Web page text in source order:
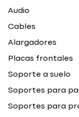
Audio
Cables
Alargadores
Placas frontales
Soporte a suelo
Soportes para
Soportes para